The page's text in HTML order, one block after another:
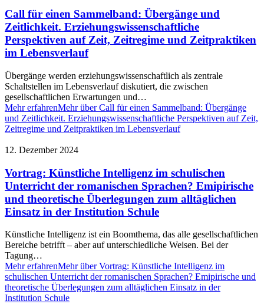
Call für einen Sammelband: Übergänge und
Zeitlichkeit. Erziehungswissenschaftliche
Perspektiven auf Zeit, Zeitregime und Zeitpraktiken
im Lebensverlauf
Übergänge werden erziehungswissenschaftlich als zentrale
Schaltstellen im Lebensverlauf diskutiert, die zwischen
gesellschaftlichen Erwartungen und…
Mehr erfahrenMehr über Call für einen Sammelband: Übergänge
und Zeitlichkeit. Erziehungswissenschaftliche Perspektiven auf Zeit,
Zeitregime und Zeitpraktiken im Lebensverlauf
12. Dezember 2024
Vortrag: Künstliche Intelligenz im schulischen
Unterricht der romanischen Sprachen? Emipirische
und theoretische Überlegungen zum alltäglichen
Einsatz in der Institution Schule
Künstliche Intelligenz ist ein Boomthema, das alle gesellschaftlichen
Bereiche betrifft – aber auf unterschiedliche Weisen. Bei der
Tagung…
Mehr erfahrenMehr über Vortrag: Künstliche Intelligenz im
schulischen Unterricht der romanischen Sprachen? Emipirische und
theoretische Überlegungen zum alltäglichen Einsatz in der
Institution Schule